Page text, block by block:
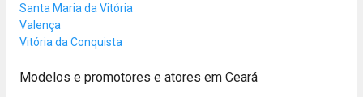
Santa Maria da Vitória
Valença
Vitória da Conquista
Modelos e promotores e atores em Ceará